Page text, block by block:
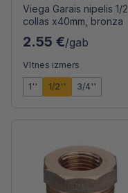
Viega Garais nipelis 1/2
collas x40mm, bronza
2.55 €/gab
Vītnes izmers
1'' 1/2'' 3/4''